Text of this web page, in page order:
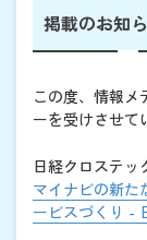
掲載のお知
この度、情報メ
ーを受けさせて
日経クロステッ
マイナビの新た
ービスづくり -